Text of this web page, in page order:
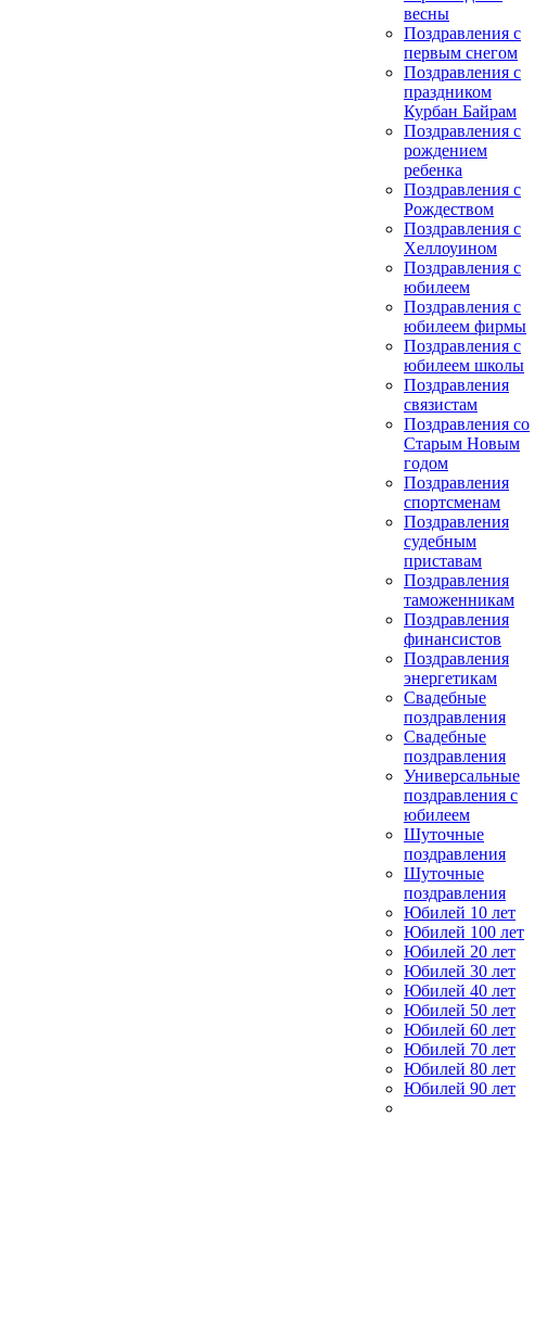
весны
Поздравления с
первым снегом
Поздравления с
праздником
Курбан Байрам
Поздравления с
рождением
ребенка
Поздравления с
Рождеством
Поздравления с
Хеллоуином
Поздравления с
юбилеем
Поздравления с
юбилеем фирмы
Поздравления с
юбилеем школы
Поздравления
связистам
Поздравления со
Старым Новым
годом
Поздравления
спортсменам
Поздравления
судебным
приставам
Поздравления
таможенникам
Поздравления
финансистов
Поздравления
энергетикам
Свадебные
поздравления
Свадебные
поздравления
Универсальные
поздравления с
юбилеем
Шуточные
поздравления
Шуточные
поздравления
Юбилей 10 лет
Юбилей 100 лет
Юбилей 20 лет
Юбилей 30 лет
Юбилей 40 лет
Юбилей 50 лет
Юбилей 60 лет
Юбилей 70 лет
Юбилей 80 лет
Юбилей 90 лет